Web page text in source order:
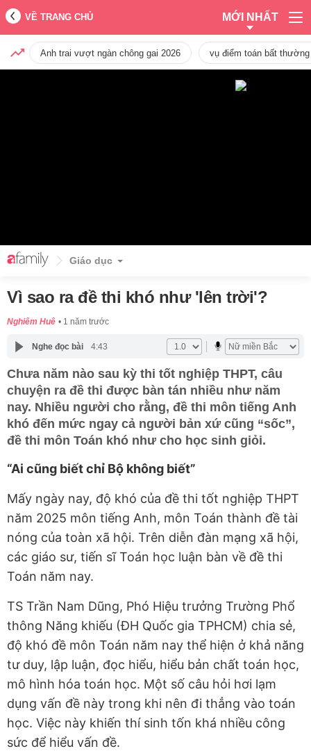
VỀ TRANG CHỦ MỚI NHẤT
Anh trai vượt ngàn chông gai 2026 vụ điểm toán bất
Giáo dục
Vì sao ra đề thi khó như 'lên trời'?
Nghiêm Huê 1 năm trước
Nghe đọc bài 4:43
Chưa năm nào sau kỳ thi tốt nghiệp THPT, câu
chuyện ra đề thi được bàn tán nhiều như năm
nay. Nhiều người cho rằng, đề thi môn tiếng Anh
khó đến mức ngay cả người bản xứ cũng “sốc”,
đề thi môn Toán khó như cho học sinh giỏi.
“Ai cũng biết chỉ Bộ không biết”
Mấy ngày nay, độ khó của đề thi tốt nghiệp THPT
năm 2025 môn tiếng Anh, môn Toán thành đề tài
nóng của toàn xã hội. Trên diễn đàn mạng xã hội,
các giáo sư, tiến sĩ Toán học luận bàn về đề thi
Toán năm nay.
TS Trần Nam Dũng, Phó Hiệu trưởng Trường Phổ
thông Năng khiếu (ĐH Quốc gia TPHCM) chia sẻ,
độ khó đề môn Toán năm nay thể hiện ở khả năng
tư duy, lập luận, đọc hiểu, hiểu bản chất toán học,
mô hình hóa toán học. Một số câu hỏi hơi lạm
dụng vấn đề này trong khi nên đi thẳng vào toán
học. Việc này khiến thí sinh tốn khá nhiều công
sức để hiểu vấn đề.